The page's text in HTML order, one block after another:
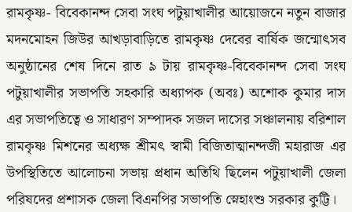
রামকৃষ্ণ- বিবেকানন্দ সেবা সংঘ পটুয়াখালীর আয়োজনে নতুন বাজার
মদনমোহন জিউর আখড়াবাড়িতে রামকৃষ্ণ দেবের বার্ষিক জন্মোৎসব
অনুষ্ঠানের শেষ দিনে রাত ৯ টায় রামকৃষ্ণ-বিবেকানন্দ সেবা সংঘ
পটুয়াখালীর সভাপতি সহকারি অধ্যাপক (অবঃ) অশোক কুমার দাস
এর সভাপতিত্বে ও সাধারণ সম্পাদক সজল দাসের সঞ্চালনায় বরিশাল
রামকৃষ্ণ মিশনের অধ্যক্ষ শ্রীমৎ স্বামী বিজিতাত্মানন্দজী মহারাজ এর
উপস্থিতিতে আলোচনা সভায় প্রধান অতিথি ছিলেন পটুয়াখালী জেলা
পরিষদের প্রশাসক জেলা বিএনপির সভাপতি স্নেহাংশু সরকার কুট্টি।